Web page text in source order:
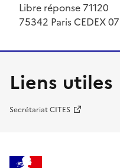
Libre réponse 71120
75342 Paris CEDEX 07
Liens utiles
Secrétariat CITES